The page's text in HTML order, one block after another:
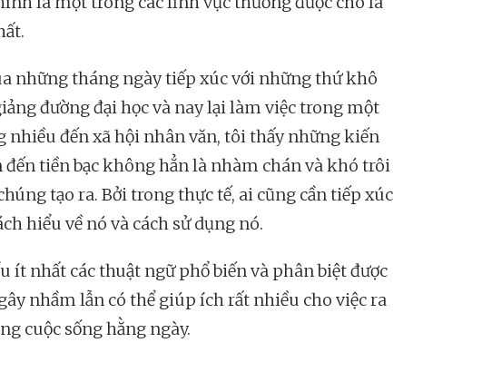
những tháng ngày tiếp xúc với những thứ khô
đường đại học và nay lại làm việc trong một
nhiều đến xã hội nhân văn, tôi thấy những kiến
tiền bạc không hẳn là nhàm chán và khó trôi
tạo ra. Bởi trong thực tế, ai cũng cần tiếp xúc
hiểu về nó và cách sử dụng nó.
ít nhất các thuật ngữ phổ biến và phân biệt được
nhầm lẫn có thể giúp ích rất nhiều cho việc ra
cuộc sống hằng ngày.